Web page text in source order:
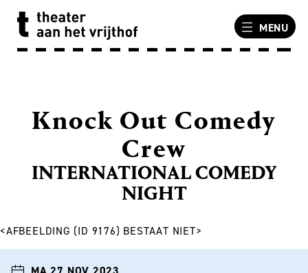
MENU
INTERNATIONAL COMEDY
NIGHT
Knock Out Comedy
Crew
<AFBEELDING (ID 9176) BESTAAT NIET>